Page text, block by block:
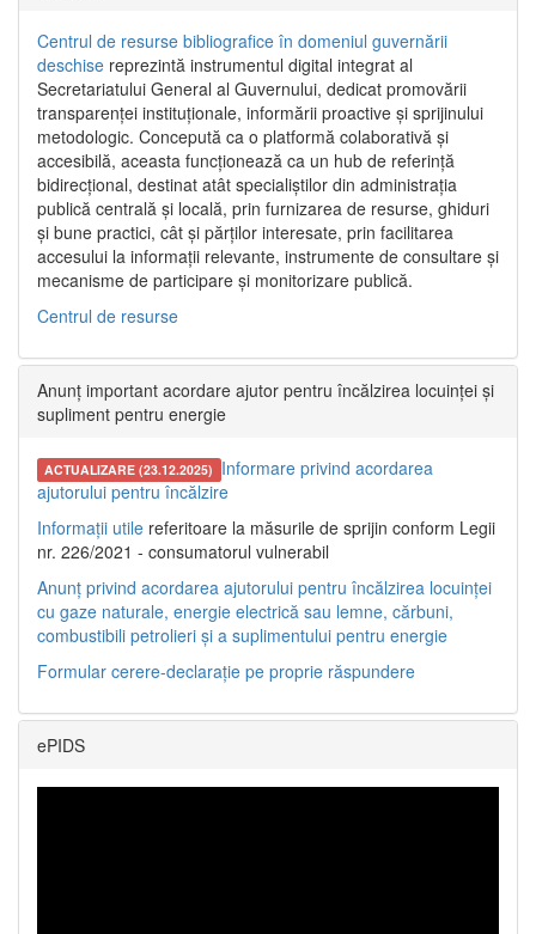
Centrul de resurse bibliografice în domeniul guvernării
deschise reprezintă instrumentul digital integrat al
Secretariatului General al Guvernului, dedicat promovării
transparenței instituționale, informării proactive și sprijinului
metodologic. Concepută ca o platformă colaborativă și
accesibilă, aceasta funcționează ca un hub de referință
bidirecțional, destinat atât specialiștilor din administrația
publică centrală și locală, prin furnizarea de resurse, ghiduri
și bune practici, cât și părților interesate, prin facilitarea
accesului la informații relevante, instrumente de consultare și
mecanisme de participare și monitorizare publică.
Centrul de resurse
Anunț important acordare ajutor pentru încălzirea locuinței și
supliment pentru energie
ACTUALIZARE (23.12.2025) Informare privind acordarea
ajutorului pentru încălzire
Informații utile referitoare la măsurile de sprijin conform Legii
nr. 226/2021 - consumatorul vulnerabil
Anunț privind acordarea ajutorului pentru încălzirea locuinței
cu gaze naturale, energie electrică sau lemne, cărbuni,
combustibili petrolieri și a suplimentului pentru energie
Formular cerere-declarație pe proprie răspundere
ePIDS